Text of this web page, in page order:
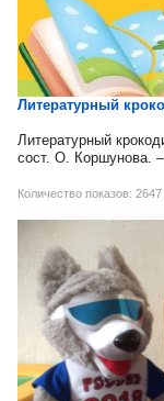
Литературный
Литературный
сост. О. Коршунова.
Количество показов: 2647